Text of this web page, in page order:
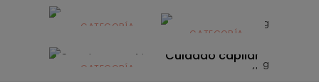
Alimentación
infantilCATEGORÍA
Dermocosmética
CATEGORÍA
Solares
CATEGORÍA
Cuidado capilar